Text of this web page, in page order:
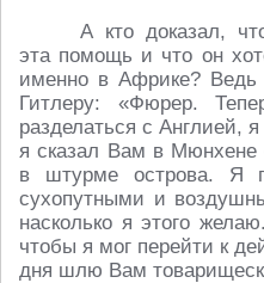
А кто доказал,
эта помощь и что он
именно в Африке?
Гитлеру: «Фюрер.
разделаться с Англией,
я сказал Вам в
в штурме острова. Я
сухопутными и
насколько я этого
чтобы я мог перейти к
дня шлю Вам